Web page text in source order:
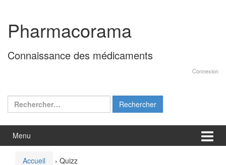
contenu
menu
principal
Pharmacorama
Connaissance des médicaments
Connexion
Rechercher :
Menu
Accueil › Quizz